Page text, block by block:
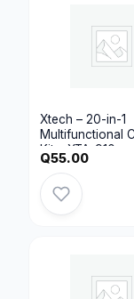
Xtech – 20-in-1
Multifunctional
Kit – XTA-910
Q55.00